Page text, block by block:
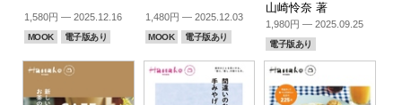
1,580円 — 2025.12.16
MOOK 電子版あり
1,480円 — 2025.12.03
MOOK 電子版あり
山崎怜奈 著
1,980円 — 2025.09.25
電子版あり